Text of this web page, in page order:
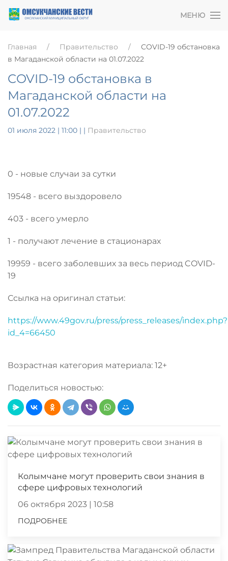
МЕНЮ
Главная Правительство
COVID-19 обстановка
в Магаданской области на 01.07.2022
COVID-19 обстановка в
Магаданской области на
01.07.2022
01 июля 2022 | 11:00 | | Правительство
0 - новые случаи за сутки
19548 - всего выздоровело
403 - всего умерло
1 - получают лечение в стационарах
19959 - всего заболевших за весь период COVID-
19
Ссылка на оригинал статьи:
https://www.49gov.ru/press/press_releases/index.php?
id_4=66450
Возрастная категория материала: 12+
Поделиться новостью:
Колымчане могут проверить свои знания в
сфере цифровых технологий
06 октября 2023 | 10:58
ПОДРОБНЕЕ